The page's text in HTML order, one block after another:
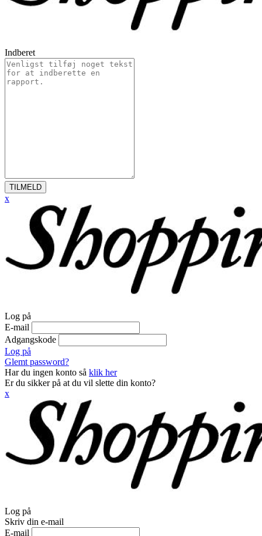
Indberet
TILMELD
x
Log på
E-mail
Adgangskode
Log på
Glemt password?
Har du ingen konto så klik her
Er du sikker på at du vil slette din konto?
x
Log på
Skriv din e-mail
E-mail